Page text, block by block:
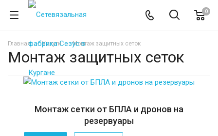
0
Главная Услуги Монтаж защитных сеток
Монтаж защитных сеток
Монтаж сетки от БПЛА и дронов на
резервуары